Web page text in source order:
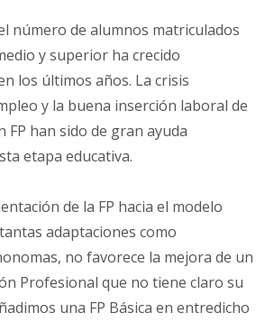
número de alumnos matriculados
y superior ha crecido
los últimos años. La crisis
y la buena inserción laboral de
FP han sido de gran ayuda
etapa educativa.
de la FP hacia el modelo
adaptaciones como
no favorece la mejora de un
Profesional que no tiene claro su
una FP Básica en entredicho